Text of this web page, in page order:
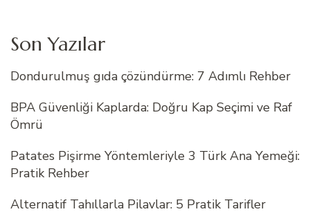
Son Yazılar
Dondurulmuş gıda çözündürme: 7 Adımlı Rehber
BPA Güvenliği Kaplarda: Doğru Kap Seçimi ve Raf
Ömrü
Patates Pişirme Yöntemleriyle 3 Türk Ana Yemeği:
Pratik Rehber
Alternatif Tahıllarla Pilavlar: 5 Pratik Tarifler